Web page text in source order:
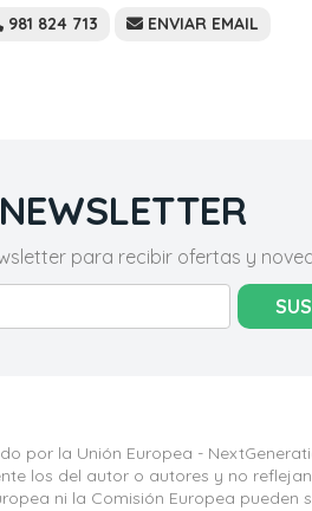
981 824 713 ENVIAR EMAIL
NEWSLETTER
para recibir ofertas y
por la Unión Europea -
los del autor o autores y no
ni la Comisión Europea